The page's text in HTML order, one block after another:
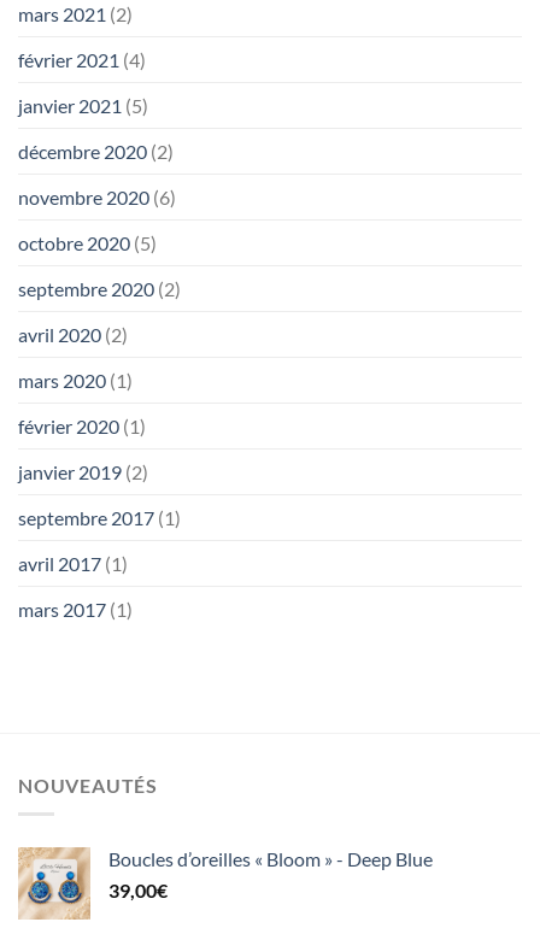
mars 2021 (2)
février 2021 (4)
janvier 2021 (5)
décembre 2020 (2)
novembre 2020 (6)
octobre 2020 (5)
septembre 2020 (2)
avril 2020 (2)
mars 2020 (1)
février 2020 (1)
janvier 2019 (2)
septembre 2017 (1)
avril 2017 (1)
mars 2017 (1)
NOUVEAUTÉS
Boucles d’oreilles « Bloom » - Deep Blue
39,00€